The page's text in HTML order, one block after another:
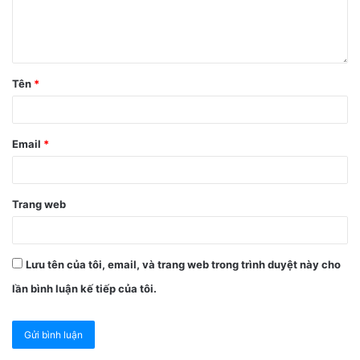
3. Chặn người khác gửi lời mời kết
bạn kể cả khi người đó có số điện
thoại zalo của mình
Tên *
Email *
Trang web
Lưu tên của tôi, email, và trang web trong trình duyệt này cho
lần bình luận kế tiếp của tôi.